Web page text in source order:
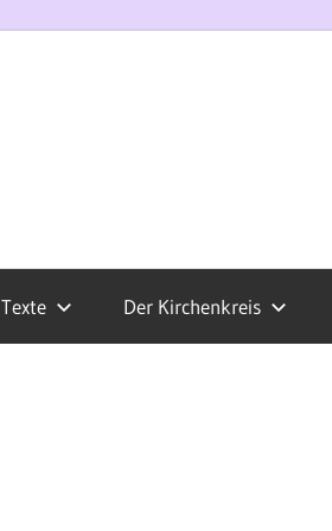
Texte Der Kirchenkreis